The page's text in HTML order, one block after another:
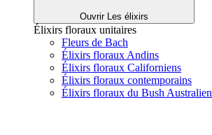
Ouvrir Les élixirs
Élixirs floraux unitaires
Fleurs de Bach
Élixirs floraux Andins
Élixirs floraux Californiens
Élixirs floraux contemporains
Élixirs floraux du Bush Australien